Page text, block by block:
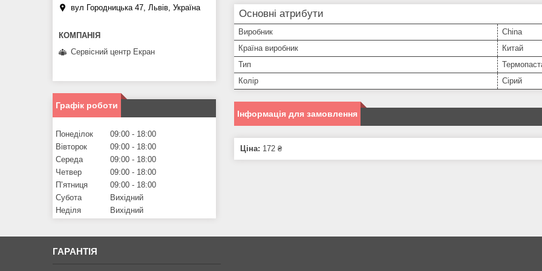
Основні атрибути
Виробник
China
Країна виробник
Китай
Тип
Колір
Сірий
Інформація для замовлення
Ціна: 172 ₴
вул Городницька 47, Львів, Україна
Сервісний центр Екран
Графік роботи
Понеділок 09:00
18:00
Вівторок
09:00
18:00
Середа
09:00
18:00
Четвер
09:00
18:00
Пʼятниця
09:00
18:00
Субота
Вихідний
Неділя
Вихідний
ГАРАНТІЯ